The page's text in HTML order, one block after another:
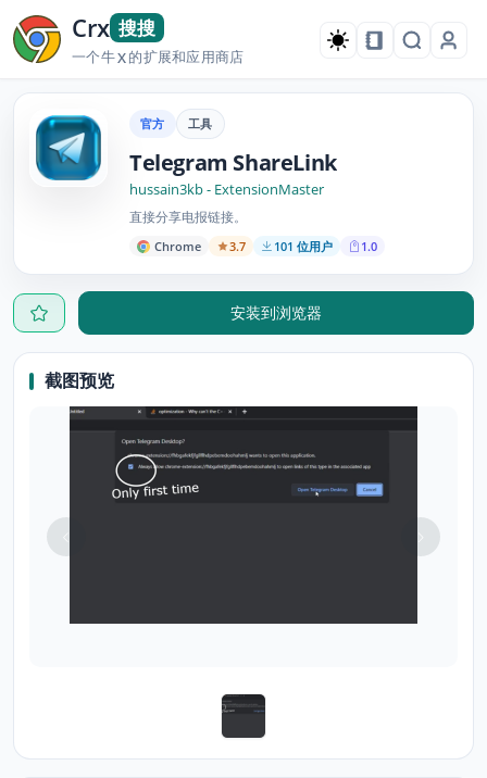
Crx 搜搜
一个牛X的扩展和应用商店
官方 工具
Telegram ShareLink
hussain3kb - ExtensionMaster
直接分享电报链接。
Chrome 3.7 101 位用户 1.0
安装到浏览器
截图预览